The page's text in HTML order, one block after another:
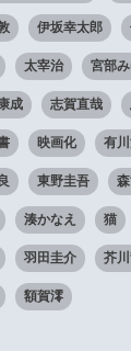
伊坂幸太郎
太宰治 宮部
成 志賀直哉
映画化 有
東野圭吾
湊かなえ 猫
羽田圭介 芥
額賀澪